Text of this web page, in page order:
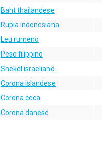
Baht thailandese
Rupia indonesiana
Leu rumeno
Peso filippino
Shekel israeliano
Corona islandese
Corona ceca
Corona danese